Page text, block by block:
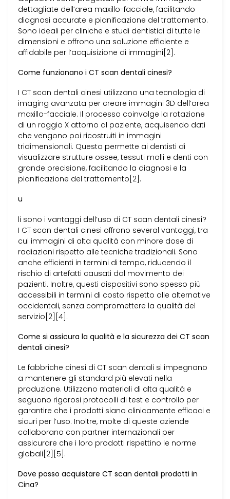
dettagliate dell’area maxillo-facciale, facilitando
diagnosi accurate e pianificazione del trattamento.
Sono ideali per cliniche e studi dentistici di tutte le
dimensioni e offrono una soluzione efficiente e
affidabile per l’acquisizione di immagini[2].
Come funzionano i CT scan dentali cinesi?
I CT scan dentali cinesi utilizzano una tecnologia di
imaging avanzata per creare immagini 3D dell’area
maxillo-facciale. Il processo coinvolge la rotazione
di un raggio X attorno al paziente, acquisendo dati
che vengono poi ricostruiti in immagini
tridimensionali. Questo permette ai dentisti di
visualizzare strutture ossee, tessuti molli e denti con
grande precisione, facilitando la diagnosi e la
pianificazione del trattamento[2].
u
li sono i vantaggi dell’uso di CT scan dentali cinesi?
I CT scan dentali cinesi offrono several vantaggi, tra
cui immagini di alta qualità con minore dose di
radiazioni rispetto alle tecniche tradizionali. Sono
anche efficienti in termini di tempo, riducendo il
rischio di artefatti causati dal movimento dei
pazienti. Inoltre, questi dispositivi sono spesso più
accessibili in termini di costo rispetto alle alternative
occidentali, senza compromettere la qualità del
servizio[2][4].
Come si assicura la qualità e la sicurezza dei CT scan
dentali cinesi?
Le fabbriche cinesi di CT scan dentali si impegnano
a mantenere gli standard più elevati nella
produzione. Utilizzano materiali di alta qualità e
seguono rigorosi protocolli di test e controllo per
garantire che i prodotti siano clinicamente efficaci e
sicuri per l’uso. Inoltre, molte di queste aziende
collaborano con partner internazionali per
assicurare che i loro prodotti rispettino le norme
globali[2][5].
Dove posso acquistare CT scan dentali prodotti in
Cina?